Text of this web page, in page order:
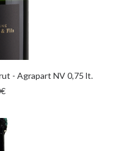
- Agrapart NV 0,75 lt.
€